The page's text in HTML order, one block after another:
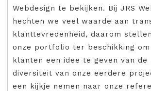
Webdesign te bekijken. Bij JRS
hechten we veel waarde aan
klanttevredenheid, daarom
onze portfolio ter beschikking
klanten een idee te geven van
diversiteit van onze eerdere
een kijkje nemen naar onze